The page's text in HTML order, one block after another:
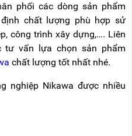
phối các dòng sản phẩm
chất lượng phù hợp sử
công trình xây dựng,…. Liên
tư vấn lựa chọn sản phẩm
chất lượng tốt nhất nhé.
nghiệp Nikawa được nhiều